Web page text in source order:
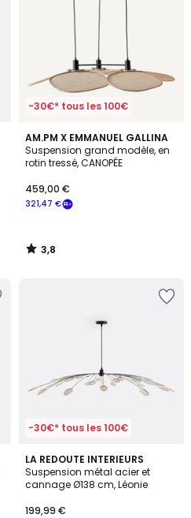
-30€* tous les 100€
AM.PM X EMMANUEL GALLINA
Suspension grand modèle, en
rotin tressé, CANOPÉE
321,47 €
459,00 €
3,8
/ 5
3,8
/
-30€* tous les 100€
LA REDOUTE INTERIEURS
Suspension métal acier et
cannage Ø138 cm, Léonie
199,99 €
4,8
/ 5